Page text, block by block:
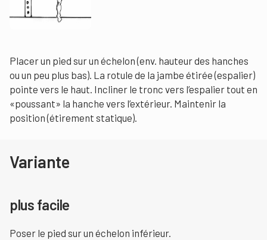
Placer un pied sur un échelon (env. hauteur des hanches
ou un peu plus bas). La rotule de la jambe étirée (espalier)
pointe vers le haut. Incliner le tronc vers l’espalier tout en
«poussant» la hanche vers l’extérieur. Maintenir la
position (étirement statique).
Variante
plus facile
Poser le pied sur un échelon inférieur.